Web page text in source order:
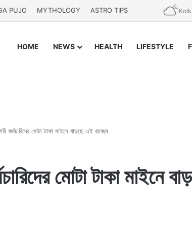
PUJO MYTHOLOGY ASTRO TIPS
HOME NEWS HEALTH LIFESTYLE
কর্মচারিদের মোটা টাকা মাইনে বাড়ছে এই রাজ্যে
মোটা টাকা মাইনে